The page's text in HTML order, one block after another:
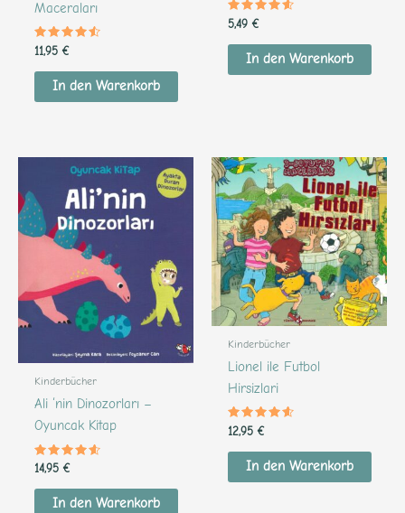
Maceraları
Bewertet
mit
4.34
von 5
11,95 €
In den Warenkorb
Bewertet
mit
4.43
von 5
5,49 €
In den Warenkorb
Kinderbücher
Ali ‘nin Dinozorları –
Oyuncak Kitap
Bewertet
mit
4.42
von 5
14,95 €
In den Warenkorb
Kinderbücher
Lionel ile Futbol
Hirsizlari
Bewertet
mit
4.45
von 5
12,95 €
In den Warenkorb